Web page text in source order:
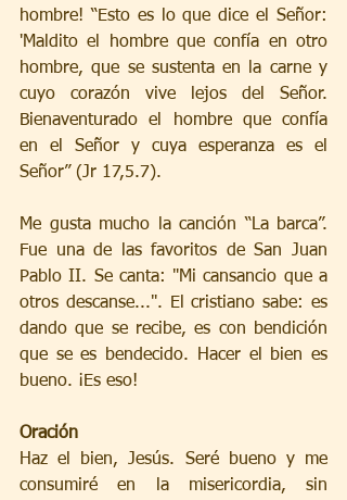
hombre! “Esto es lo que dice el Señor:
'Maldito el hombre que confía en otro
hombre, que se sustenta en la carne y
cuyo corazón vive lejos del Señor.
Bienaventurado el hombre que confía
en el Señor y cuya esperanza es el
Señor” (Jr 17,5.7).
Me gusta mucho la canción “La barca”.
Fue una de las favoritos de San Juan
Pablo II. Se canta: "Mi cansancio que a
otros descanse...". El cristiano sabe: es
dando que se recibe, es con bendición
que se es bendecido. Hacer el bien es
bueno. ¡Es eso!
Oración
Haz el bien, Jesús. Seré bueno y me
consumiré en la misericordia, sin